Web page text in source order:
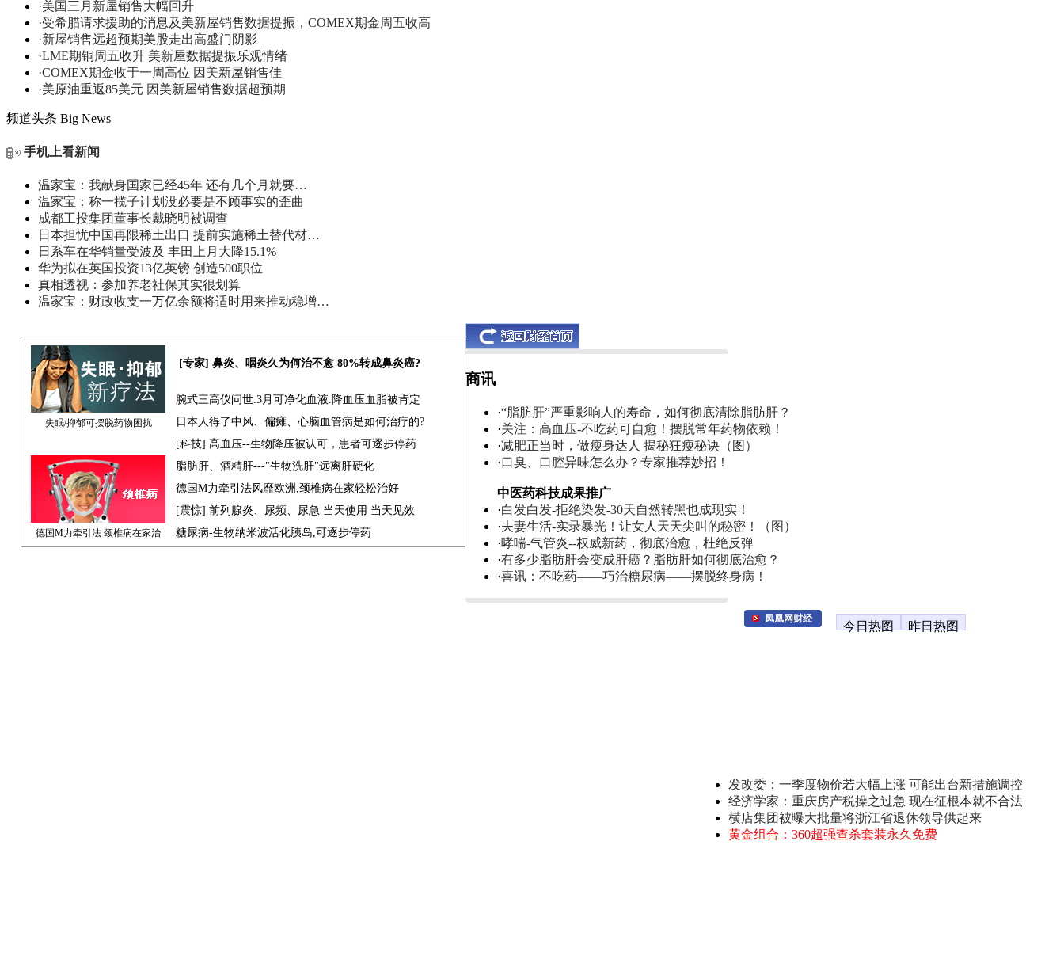
·美国三月新屋销售大幅回升
·受希腊请求援助的消息及美新屋销售数据提振，COMEX期金周五收高
·新屋销售远超预期美股走出高盛门阴影
·LME期铜周五收升 美新屋数据提振乐观情绪
·COMEX期金收于一周高位 因美新屋销售佳
·美原油重返85美元 因美新屋销售数据超预期
频道头条 Big News
手机上看新闻
温家宝：我献身国家已经45年 还有几个月就要…
温家宝：称一揽子计划没必要是不顾事实的歪曲
成都工投集团董事长戴晓明被调查
日本担忧中国再限稀土出口 提前实施稀土替代材…
日系车在华销量受波及 丰田上月大降15.1%
华为拟在英国投资13亿英镑 创造500职位
真相透视：参加养老社保其实很划算
温家宝：财政收支一万亿余额将适时用来推动稳增…
失眠/抑郁可摆脱药物困扰
[专家] 鼻炎、咽炎久为何治不愈 80%转成鼻炎癌?
腕式三高仪问世.3月可净化血液.降血压血脂被肯定
日本人得了中风、偏瘫、心脑血管病是如何治疗的?
[科技] 高血压--生物降压被认可，患者可逐步停药
德国M力牵引法 颈椎病在家治
脂肪肝、酒精肝---"生物洗肝"远离肝硬化
德国M力牵引法风靡欧洲,颈椎病在家轻松治好
[震惊] 前列腺炎、尿频、尿急 当天使用 当天见效
糖尿病-生物纳米波活化胰岛,可逐步停药
商讯
·“脂肪肝”严重影响人的寿命，如何彻底清除脂肪肝？
·关注：高血压-不吃药可自愈！摆脱常年药物依赖！
·减肥正当时，做瘦身达人 揭秘狂瘦秘诀（图）
·口臭、口腔异味怎么办？专家推荐妙招！
中医药科技成果推广
·白发白发-拒绝染发-30天自然转黑也成现实！
·夫妻生活-实录暴光！让女人天天尖叫的秘密！（图）
·哮喘-气管炎--权威新药，彻底治愈，杜绝反弹
·有多少脂肪肝会变成肝癌？脂肪肝如何彻底治愈？
·喜讯：不吃药——巧治糖尿病——摆脱终身病！
凤凰网财经
今日热图 昨日热图
发改委：一季度物价若大幅上涨 可能出台新措施调控
经济学家：重庆房产税操之过急 现在征根本就不合法
横店集团被曝大批量将浙江省退休领导供起来
黄金组合：360超强查杀套装永久免费